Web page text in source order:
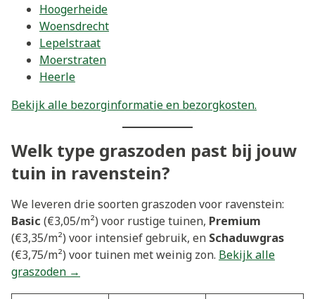
Hoogerheide
Woensdrecht
Lepelstraat
Moerstraten
Heerle
Bekijk alle bezorginformatie en bezorgkosten.
Welk type graszoden past bij jouw
tuin in ravenstein?
We leveren drie soorten graszoden voor ravenstein:
Basic (€3,05/m²) voor rustige tuinen, Premium
(€3,35/m²) voor intensief gebruik, en Schaduwgras
(€3,75/m²) voor tuinen met weinig zon. Bekijk alle
graszoden →